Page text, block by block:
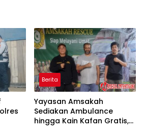
Berita
Yayasan Amsakah
Sediakan Ambulance
hingga Kain Kafan Gratis,